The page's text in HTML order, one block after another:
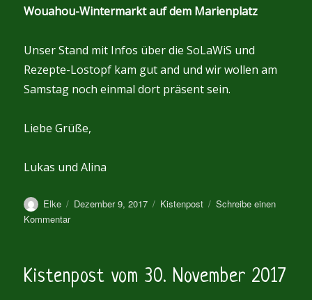
Wouahou-Wintermarkt auf dem Marienplatz
Unser Stand mit Infos über die SoLaWiS und
Rezepte-Lostopf kam gut and und wir wollen am
Samstag noch einmal dort präsent sein.
Liebe Grüße,
Lukas und Alina
Autor
Elke
Veröffentlicht
Dezember 9, 2017 Kategorien
Kistenpost
Schreibe einen
Kommentarzu
Dezember
2017
Kistenpost vom 30. November 2017